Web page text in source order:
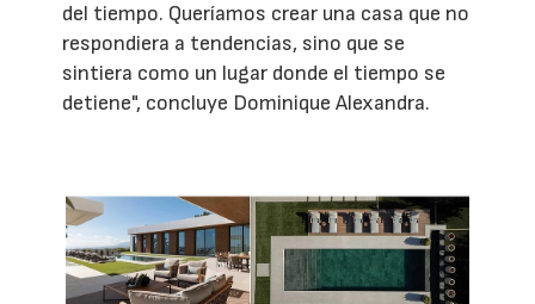
del tiempo. Queríamos crear una casa que no
respondiera a tendencias, sino que se
sintiera como un lugar donde el tiempo se
detiene", concluye Dominique Alexandra.